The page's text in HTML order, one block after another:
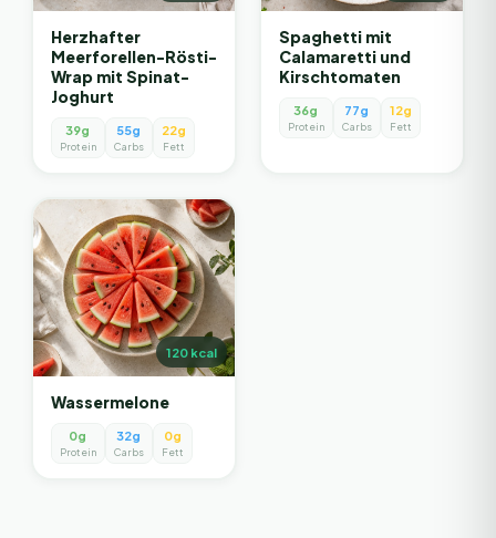
Herzhafter
Meerforellen-Rösti-
Wrap mit Spinat-
Joghurt
39g
Protein
55g
Carbs
22g
Fett
Spaghetti mit
Calamaretti und
Kirschtomaten
36g
Protein
77g
Carbs
12g
Fett
120kcal
Wassermelone
0g
Protein
32g
Carbs
0g
Fett